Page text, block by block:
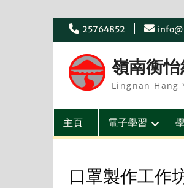
Skip
25764852
嶺南衡
Lingnan Hang
主頁 電子學習
口罩製作工作